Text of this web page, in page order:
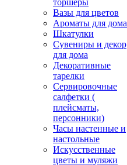
торшеры
Вазы для цветов
Ароматы для дома
Шкатулки
Сувениры и декор
для дома
Декоративные
тарелки
Сервировочные
салфетки (
плейсматы,
персонники)
Часы настенные и
настольные
Искусственные
цветы и муляжи